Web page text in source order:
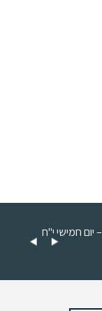
סיור סליחות 11/9 – יום חמישי י"ח